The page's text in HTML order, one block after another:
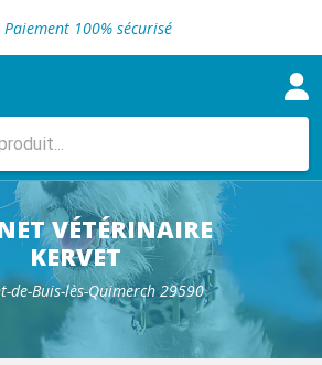
Paiement 100% sécurisé
gratuite en clinique vétérinaire
de croquettes vétérinaire
gratuite en clinique vétérinaire
gratuit en clinique
de croquettes vétérinaire
VÉTÉRINAIRE
KERVET
de-Buis-lès-Quimerch 29590